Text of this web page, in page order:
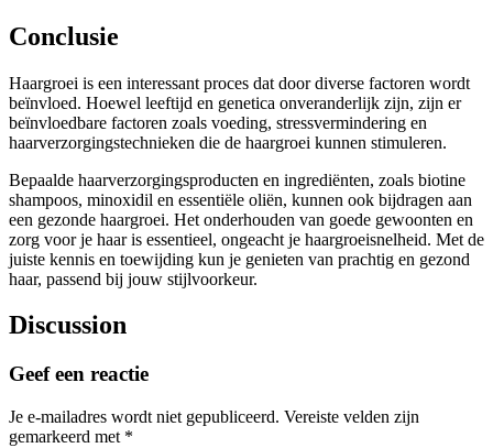
Conclusie
Haargroei is een interessant proces dat door diverse factoren wordt
beïnvloed. Hoewel leeftijd en genetica onveranderlijk zijn, zijn er
beïnvloedbare factoren zoals voeding, stressvermindering en
haarverzorgingstechnieken die de haargroei kunnen stimuleren.
Bepaalde haarverzorgingsproducten en ingrediënten, zoals biotine
shampoos, minoxidil en essentiële oliën, kunnen ook bijdragen aan
een gezonde haargroei. Het onderhouden van goede gewoonten en
zorg voor je haar is essentieel, ongeacht je haargroeisnelheid. Met de
juiste kennis en toewijding kun je genieten van prachtig en gezond
haar, passend bij jouw stijlvoorkeur.
Discussion
Geef een reactie
Je e-mailadres wordt niet gepubliceerd. Vereiste velden zijn
gemarkeerd met *